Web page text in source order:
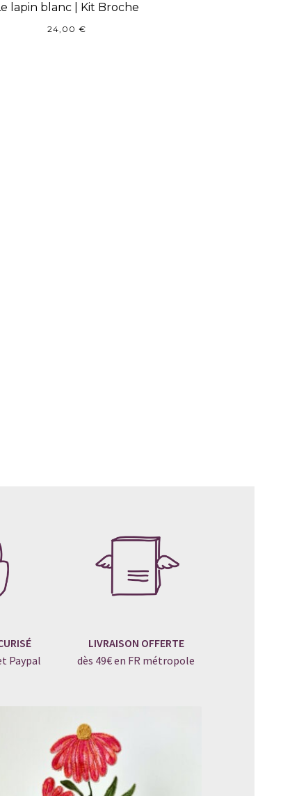
lapin blanc | Kit Broche
24,00 €
Paypal
LIVRAISON OFFERTE
dès 49€ en FR métropole